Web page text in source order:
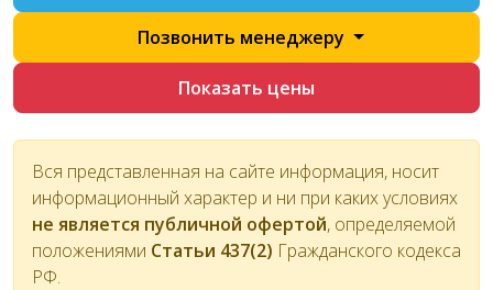
Позвонить менеджеру
Показать цены
Вся представленная на сайте информация, носит
информационный характер и ни при каких условиях
не является публичной офертой, определяемой
положениями Статьи 437(2) Гражданского кодекса
РФ.